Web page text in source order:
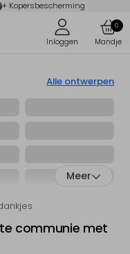
+ Kopersbescherming
0
Alle ontwerpen
Meer
communie met